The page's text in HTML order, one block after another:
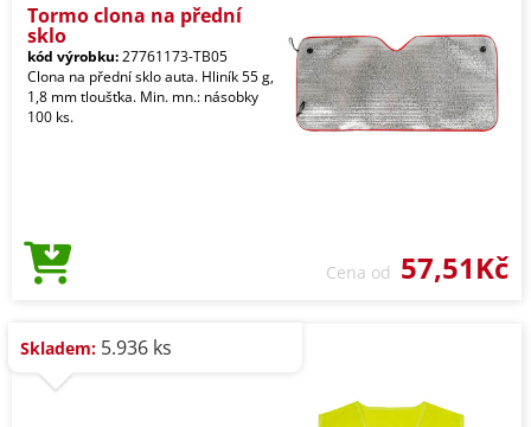
Tormo clona na přední
sklo
kód výrobku:27761173-TB05
Clona na přední sklo auta. Hliník 55 g,
1,8 mm tloušťka. Min. mn.: násobky
100 ks.
Cena od 57,51Kč
Skladem: 5.936 ks